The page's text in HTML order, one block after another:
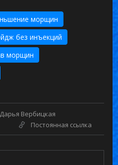
морщин
без инъекций
морщин
Дарья Вербицкая
Постоянная ссылка